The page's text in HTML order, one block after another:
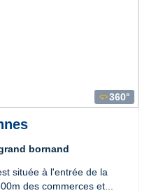
360360°
bornand
située à l'entrée de la
des commerces et...